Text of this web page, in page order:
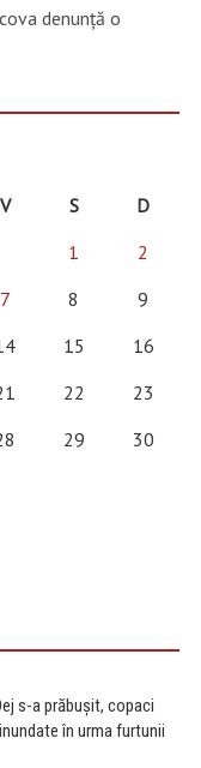
denunţă o
V S
D
1
2
7 8
9
15
16
22
23
29
30
s-a prăbușit, copaci
în urma furtunii